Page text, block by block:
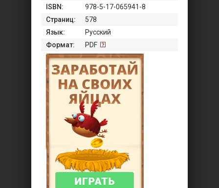
ISBN:
978-5-17-065941-8
Страниц:
578
Язык:
Русский
Формат:
PDF